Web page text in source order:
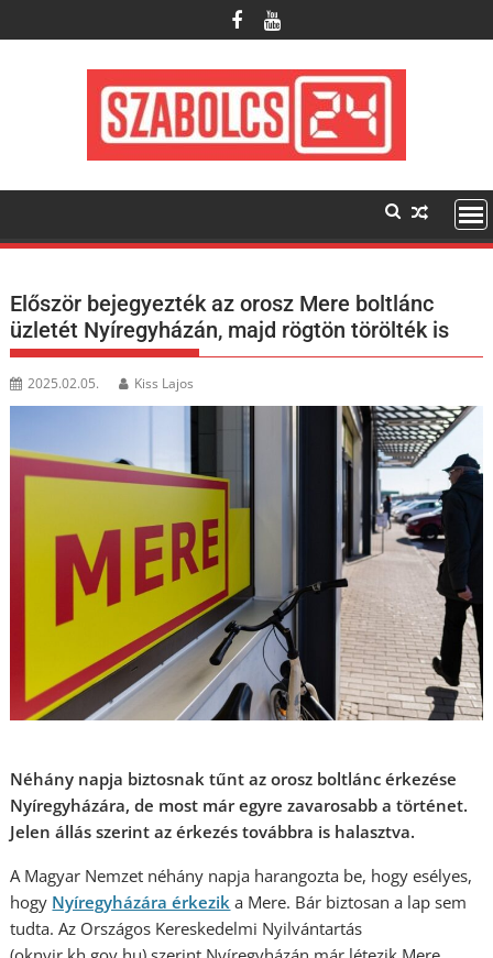
to
Először bejegyezték az orosz Mere boltlánc
üzletét Nyíregyházán, majd rögtön törölték is
2025.02.05. Kiss Lajos
Néhány napja biztosnak tűnt az orosz boltlánc érkezése
Nyíregyházára, de most már egyre zavarosabb a történet.
Jelen állás szerint az érkezés továbbra is halasztva.
A Magyar Nemzet néhány napja harangozta be, hogy esélyes,
hogy Nyíregyházára érkezik a Mere. Bár biztosan a lap sem
tudta. Az Országos Kereskedelmi Nyilvántartás